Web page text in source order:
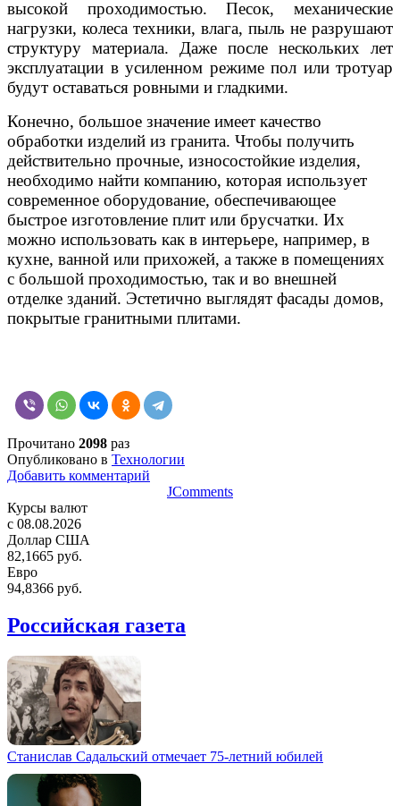
высокой проходимостью. Песок, механические
нагрузки, колеса техники, влага, пыль не разрушают
структуру материала. Даже после нескольких лет
эксплуатации в усиленном режиме пол или тротуар
будут оставаться ровными и гладкими.
Конечно, большое значение имеет качество
обработки изделий из гранита. Чтобы получить
действительно прочные, износостойкие изделия,
необходимо найти компанию, которая использует
современное оборудование, обеспечивающее
быстрое изготовление плит или брусчатки. Их
можно использовать как в интерьере, например, в
кухне, ванной или прихожей, а также в помещениях
с большой проходимостью, так и во внешней
отделке зданий. Эстетично выглядят фасады домов,
покрытые гранитными плитами.
Прочитано 2098 раз
Опубликовано в Технологии
Добавить комментарий
JComments
Курсы валют
c 08.08.2026
Доллар США
82,1665 руб.
Евро
94,8366 руб.
Российская газета
Станислав Садальский отмечает 75-летний юбилей